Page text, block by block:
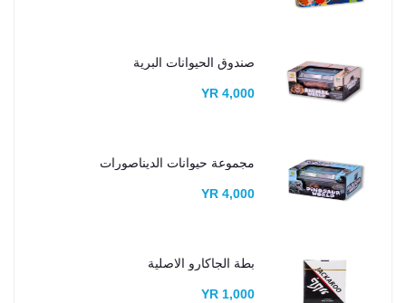
صندوق الحيوانات البرية
4,000 YR
مجموعة حيوانات الديناصورات
4,000 YR
بطة الجاكارو الاصلية
1,000 YR